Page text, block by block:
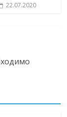
22.07.2020